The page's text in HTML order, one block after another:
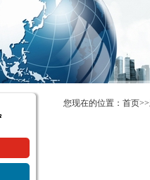
您现在的位置：首页